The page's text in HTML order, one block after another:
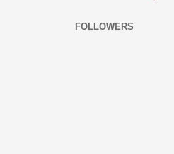
FOLLOWERS